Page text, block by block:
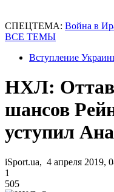
СПЕЦТЕМА: Война в
ВСЕ ТЕМЫ
Вступление
НХЛ:
шансов
уступил
iSport.ua, 4 апреля 2019,
1
505